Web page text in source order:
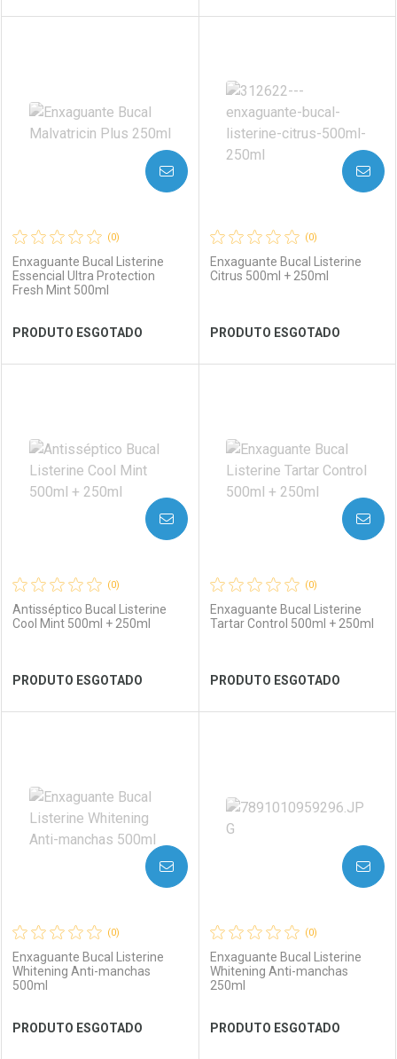
Ver Desconto Convênio
Laboratório
Ver Desconto Convênio
Por Menos
(0)
Enxaguante Bucal Listerine
Essencial Ultra Protection
Fresh Mint 500ml
PRODUTO ESGOTADO
AVISE-ME
Laboratório
Ver Desconto Convênio
Por Menos
(0)
Enxaguante Bucal Listerine
Citrus 500ml + 250ml
PRODUTO ESGOTADO
AVISE-ME
Laboratório
Ver Desconto Convênio
Por Menos
(0)
Antisséptico Bucal Listerine
Cool Mint 500ml + 250ml
PRODUTO ESGOTADO
AVISE-ME
Laboratório
Ver Desconto Convênio
Por Menos
(0)
Enxaguante Bucal Listerine
Tartar Control 500ml + 250ml
PRODUTO ESGOTADO
AVISE-ME
Ver Desconto Convênio
(0)
Enxaguante Bucal Listerine
Whitening Anti-manchas
500ml
PRODUTO ESGOTADO
AVISE-ME
(0)
Enxaguante Bucal Listerine
Whitening Anti-manchas
250ml
PRODUTO ESGOTADO
AVISE-ME